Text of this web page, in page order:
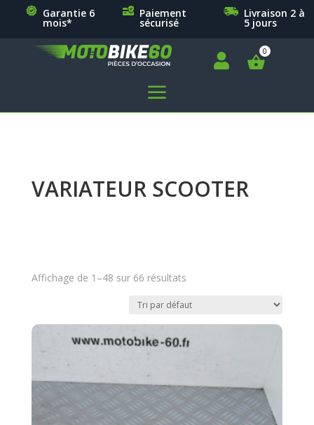
Garantie 6
mois*
Paiement
sécurisé
Livraison 2 à
5 jours

a
VARIATEUR SCOOTER
Affichage de 1–48 sur 66 résultats